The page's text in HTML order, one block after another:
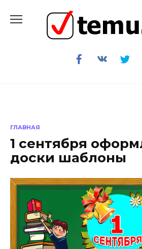
содержанию
ГЛАВНАЯ
1 сентября
доски шаблоны